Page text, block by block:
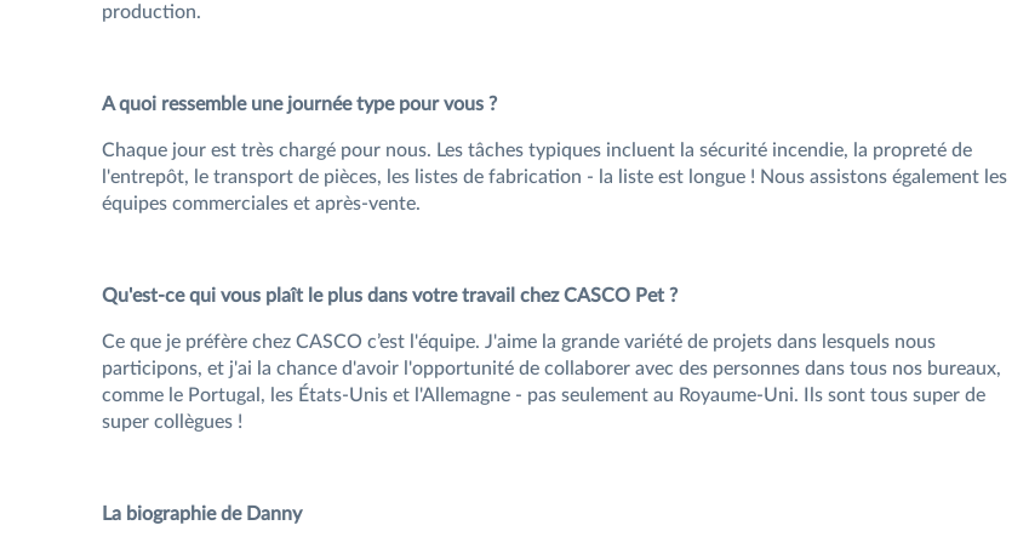
production.
A quoi ressemble une journée type pour vous ?
Chaque jour est très chargé pour nous. Les tâches typiques incluent la sécurité incendie, la propreté de
l'entrepôt, le transport de pièces, les listes de fabrication - la liste est longue ! Nous assistons également les
équipes commerciales et après-vente.
Qu'est-ce qui vous plaît le plus dans votre travail chez CASCO Pet ?
Ce que je préfère chez CASCO c’est l'équipe. J'aime la grande variété de projets dans lesquels nous
participons, et j'ai la chance d'avoir l'opportunité de collaborer avec des personnes dans tous nos bureaux,
comme le Portugal, les États-Unis et l'Allemagne - pas seulement au Royaume-Uni. Ils sont tous super de
super collègues !
La biographie de Danny